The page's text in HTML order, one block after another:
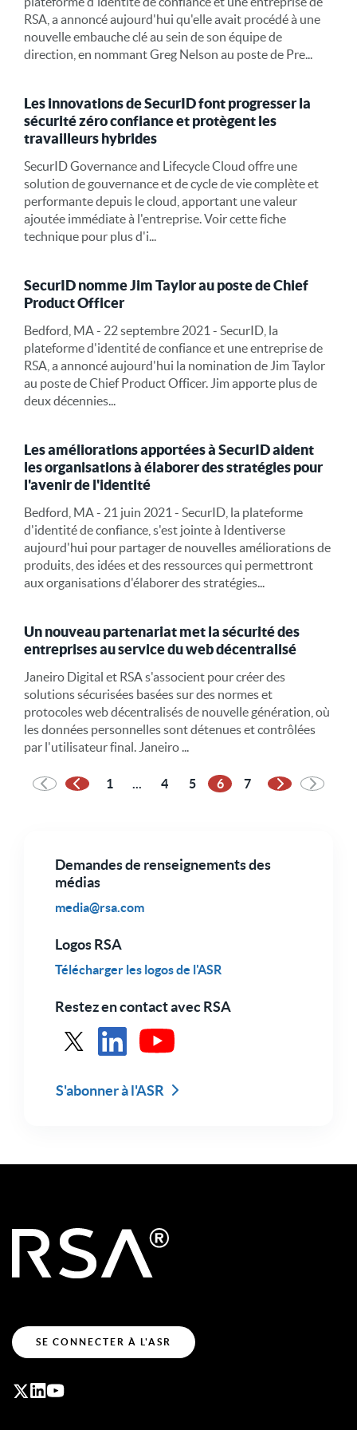
Demandes de renseignements des
médias
media@rsa.com
Logos RSA
Télécharger les logos de l'ASR
Restez en contact avec RSA
S'abonner à l'ASR
RSA, a annoncé aujourd'hui qu'elle avait procédé à une
nouvelle embauche clé au sein de son équipe de
direction, en nommant Greg Nelson au poste de Pre...
Les innovations de SecurID font progresser la
sécurité zéro confiance et protègent les
travailleurs hybrides
SecurID Governance and Lifecycle Cloud offre une
solution de gouvernance et de cycle de vie complète et
performante depuis le cloud, apportant une valeur
ajoutée immédiate à l'entreprise. Voir cette fiche
technique pour plus d'i...
SecurID nomme Jim Taylor au poste de Chief
Product Officer
Bedford, MA - 22 septembre 2021 - SecurID, la
plateforme d'identité de confiance et une entreprise de
RSA, a annoncé aujourd'hui la nomination de Jim Taylor
au poste de Chief Product Officer. Jim apporte plus de
deux décennies...
Les améliorations apportées à SecurID aident
les organisations à élaborer des stratégies pour
l'avenir de l'identité
Bedford, MA - 21 juin 2021 - SecurID, la plateforme
d'identité de confiance, s'est jointe à Identiverse
aujourd'hui pour partager de nouvelles améliorations de
produits, des idées et des ressources qui permettront
aux organisations d'élaborer des stratégies...
Un nouveau partenariat met la sécurité des
entreprises au service du web décentralisé
Janeiro Digital et RSA s'associent pour créer des
solutions sécurisées basées sur des normes et
protocoles web décentralisés de nouvelle génération, où
les données personnelles sont détenues et contrôlées
par l'utilisateur final. Janeiro ...
Page précédente
1 ... 4 5 6 7
Page suivante
SE CONNECTER À L'ASR